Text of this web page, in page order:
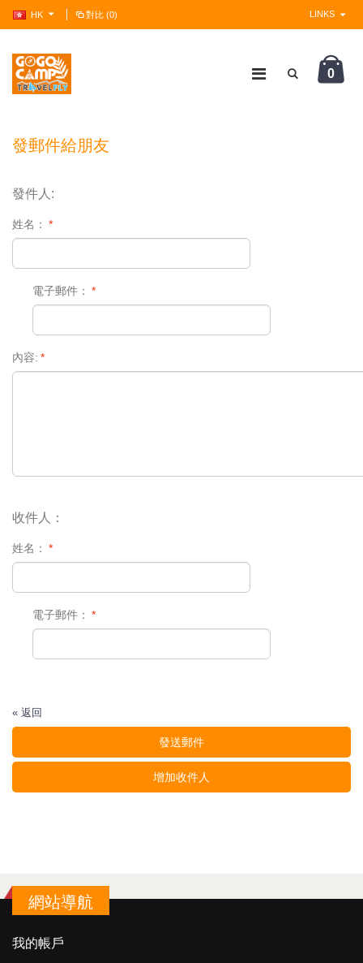
HK 對比 (0) LINKS
0
發郵件給朋友
發件人:
*
姓名：
*
電子郵件：
*
內容:
收件人：
*
姓名：
*
電子郵件：
« 返回
發送郵件
增加收件人
網站導航
我的帳戶